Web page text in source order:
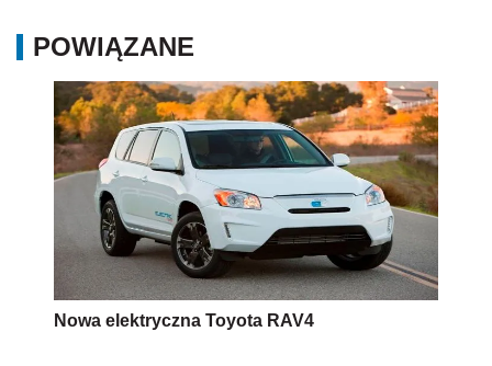
POWIĄZANE
Nowa elektryczna Toyota RAV4